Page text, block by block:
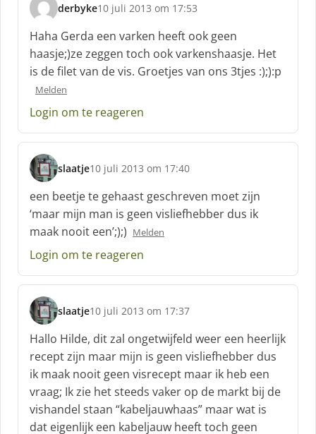
derbyke
s
c
h
r
e
:
10 juli 2013 om 17:53
Haha Gerda een varken heeft ook geen
haasje;)ze zeggen toch ook varkenshaasje. Het
is de filet van de vis. Groetjes van ons 3tjes :);):p
Melden
Login om te reageren
slaatje
s
h
r
e
e
:
10 juli 2013 om 17:40
een beetje te gehaast geschreven moet zijn
‘maar mijn man is geen visliefhebber dus ik
maak nooit een’;);) Melden
Login om te reageren
slaatje
s
c
h
r
e
e
f
10 juli 2013 om 17:37
Hallo Hilde, dit zal ongetwijfeld weer een heerlijk
recept zijn maar mijn is geen visliefhebber dus
ik maak nooit geen visrecept maar ik heb een
vraag; Ik zie het steeds vaker op de markt bij de
vishandel staan “kabeljauwhaas” maar wat is
dat eigenlijk een kabeljauw heeft toch geen